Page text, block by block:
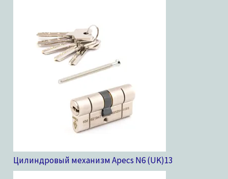
Цилиндровый механизм Apecs N6 (UK)13